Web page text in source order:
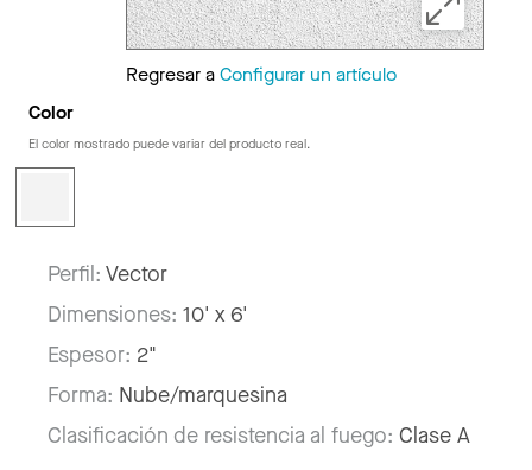
Regresar aConfigurar un artículo
Color
El color mostrado puede variar del producto real.
Perfil: Vector
Dimensiones: 10' x 6'
Espesor: 2"
Forma: Nube/marquesina
Clasificación de resistencia al fuego: Clase A